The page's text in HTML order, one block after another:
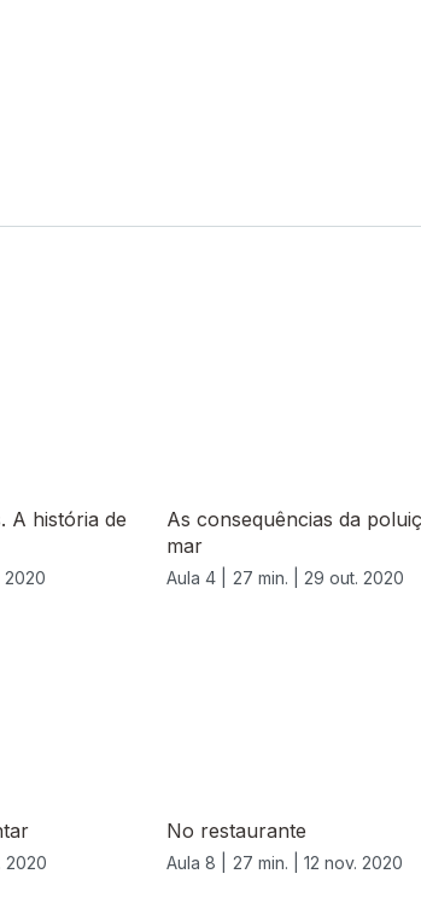
A história de
2020
As consequências da
mar
Aula 4 | 27 min. | 29 out. 2020
2020
No restaurante
Aula 8 | 27 min. | 12 nov. 2020